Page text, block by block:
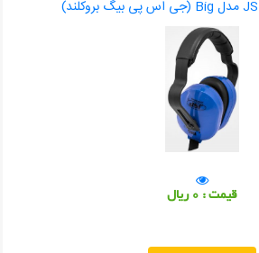
قیمت : 0 ریال